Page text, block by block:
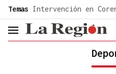
common.go-to-content
Temas Intervención en
header.menu.open